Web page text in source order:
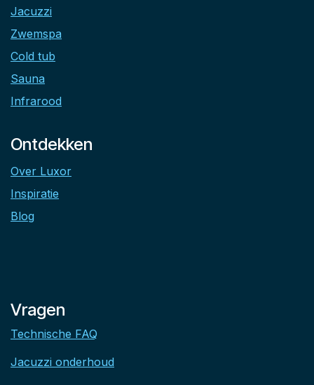
Jacuzzi
Zwemspa
Cold tub
Sauna
Infrarood
Ontdekken
Over Luxor
Inspiratie
Blog
Vragen
Technische FAQ
Jacuzzi onderhoud